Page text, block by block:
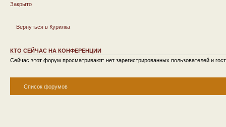
Закрыто
Вернуться в Курилка
КТО СЕЙЧАС НА КОНФЕРЕНЦИИ
Сейчас этот форум просматривают: нет зарегистрированных пользователей и
Список форумов